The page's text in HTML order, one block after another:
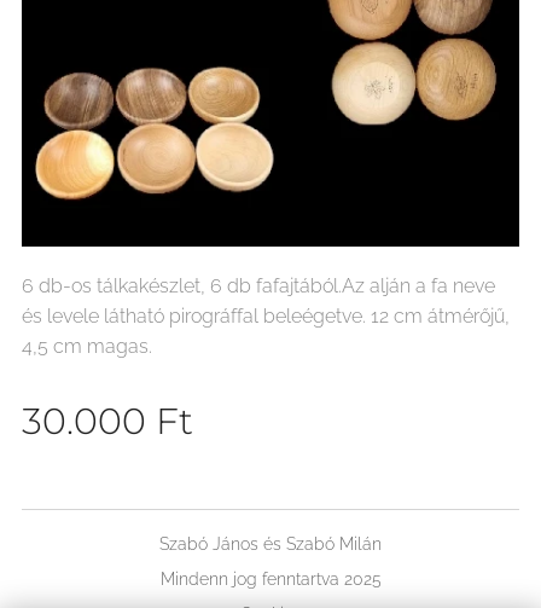
6 db-os tálkakészlet, 6 db fafajtából.Az alján a fa neve
és levele látható pirográffal beleégetve. 12 cm átmérőjű,
4,5 cm magas.
30.000 Ft
Szabó János és Szabó Milán
Mindenn jog fenntartva 2025